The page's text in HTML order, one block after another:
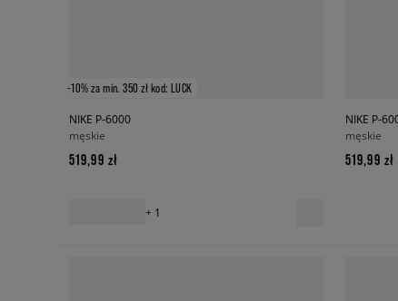
-10% za min. 350 zł kod: LUCK
NIKE P-6000
męskie
519,99 zł
+ 1
NIKE P-
męskie
519,99 zł